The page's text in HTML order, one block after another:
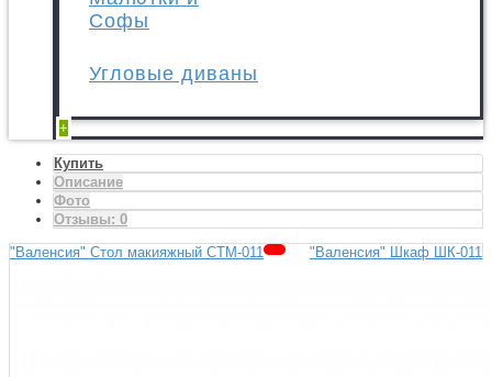
Софы
Угловые диваны
+
Купить
Описание
Фото
Отзывы: 0
"Валенсия" Стол макияжный СТМ-011
"Валенсия" Шкаф ШК-011